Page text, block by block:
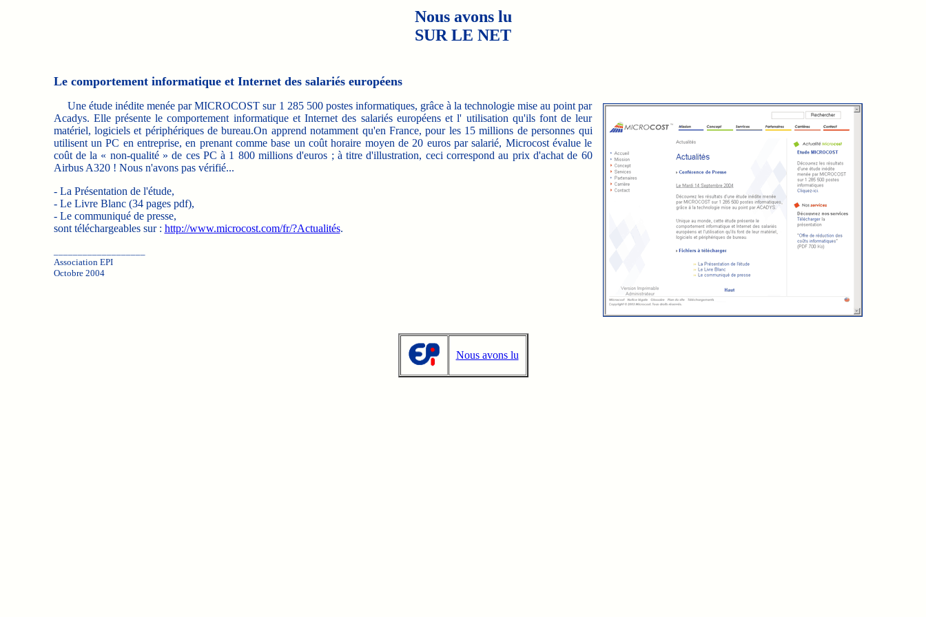
Nous avons lu
SUR LE NET
Le comportement informatique et Internet des salariés européens
Une étude inédite menée par MICROCOST sur 1 285 500 postes informatiques, grâce à la technologie mise au point par
Acadys. Elle présente le comportement informatique et Internet des salariés européens et l' utilisation qu'ils font de leur
matériel, logiciels et périphériques de bureau.On apprend notamment qu'en France, pour les 15 millions de personnes qui
utilisent un PC en entreprise, en prenant comme base un coût horaire moyen de 20 euros par salarié, Microcost évalue le
coût de la « non-qualité » de ces PC à 1 800 millions d'euros ; à titre d'illustration, ceci correspond au prix d'achat de 60
Airbus A320 ! Nous n'avons pas vérifié...
- La Présentation de l'étude,
- Le Livre Blanc (34 pages pdf),
- Le communiqué de presse,
sont téléchargeables sur : http://www.microcost.com/fr/?Actualités.
Association EPI
Octobre 2004
Nous avons lu